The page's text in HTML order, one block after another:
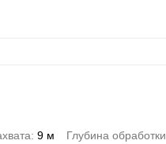
9 м Глубина обработки